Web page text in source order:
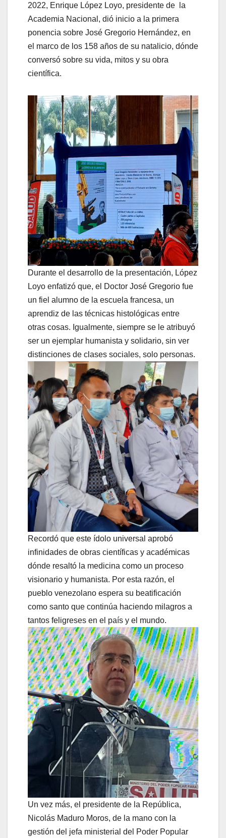
2022, Enrique López Loyo, presidente de la
Academia Nacional, dió inicio a la primera
ponencia sobre José Gregorio Hernández, en
el marco de los 158 años de su natalicio, dónde
conversó sobre su vida, mitos y su obra
científica.
Durante el desarrollo de la presentación, López
Loyo enfatizó que, el Doctor José Gregorio fue
un fiel alumno de la escuela francesa, un
aprendiz de las técnicas histológicas entre
otras cosas. Igualmente, siempre se le atribuyó
ser un ejemplar humanista y solidario, sin ver
distinciones de clases sociales, solo personas.
Recordó que este ídolo universal aprobó
infinidades de obras científicas y académicas
dónde resaltó la medicina como un proceso
visionario y humanista. Por esta razón, el
pueblo venezolano espera su beatificación
como santo que continúa haciendo milagros a
tantos feligreses en el país y el mundo.
Un vez más, el presidente de la República,
Nicolás Maduro Moros, de la mano con la
gestión del jefa ministerial del Poder Popular